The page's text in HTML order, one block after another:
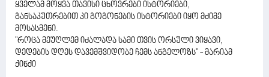
ყველამ მოყვა თავისი ცხოვრები ისტორიები,
განსაკუთრებით კი გოგონების ისტორიები იყო მძიმე
მოსასმენი.
"როცა მეუღლემ იძალადა სამი თვის ორსული ვიყავი,
დედების დღეს დავემშვიდობე ჩემს ანგელოზს" - მარიამ
ქინქი